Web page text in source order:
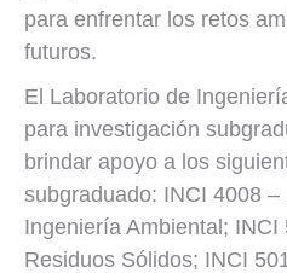
para enfrentar los retos
futuros.
El Laboratorio de
para investigación
brindar apoyo a los
subgraduado: INCI 4008
Ingeniería Ambiental; INCI
Residuos Sólidos; INCI